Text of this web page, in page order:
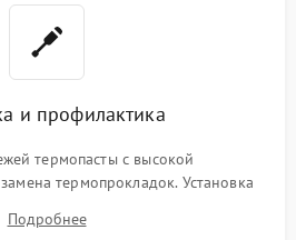
и профилактика
термопасты с высокой
термопрокладок. Установка
и накопителей. Предварительная
Подробнее